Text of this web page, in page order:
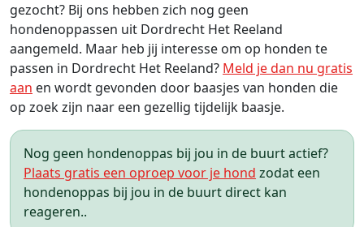
gezocht? Bij ons hebben zich nog geen
hondenoppassen uit Dordrecht Het Reeland
aangemeld. Maar heb jij interesse om op honden te
passen in Dordrecht Het Reeland? Meld je dan nu gratis
aan en wordt gevonden door baasjes van honden die
op zoek zijn naar een gezellig tijdelijk baasje.
Nog geen hondenoppas bij jou in de buurt actief?
Plaats gratis een oproep voor je hond zodat een
hondenoppas bij jou in de buurt direct kan
reageren..